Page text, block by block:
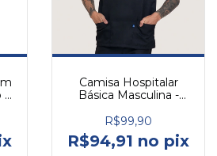
-
Camisa Hospitalar
Básica Masculina -
R$99,90
R$94,91 no pix